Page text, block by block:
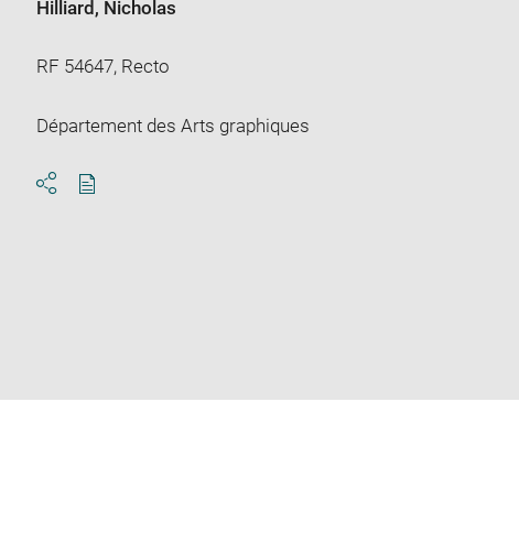
Hilliard, Nicholas
RF 54647, Recto
Département des Arts graphiques